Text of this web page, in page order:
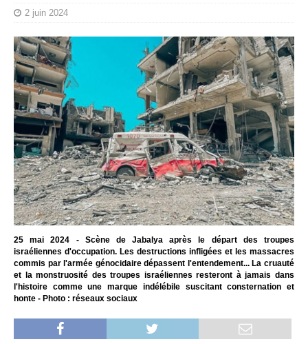
2 juin 2024
25 mai 2024 - Scène de Jabalya après le départ des troupes
israéliennes d'occupation. Les destructions infligées et les massacres
commis par l'armée génocidaire dépassent l'entendement... La cruauté
et la monstruosité des troupes israéliennes resteront à jamais dans
l'histoire comme une marque indélébile suscitant consternation et
honte - Photo : réseaux sociaux